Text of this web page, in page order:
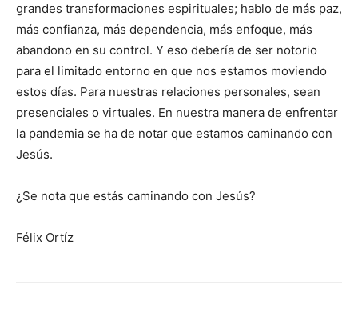
grandes transformaciones espirituales; hablo de más paz,
más confianza, más dependencia, más enfoque, más
abandono en su control. Y eso debería de ser notorio
para el limitado entorno en que nos estamos moviendo
estos días. Para nuestras relaciones personales, sean
presenciales o virtuales. En nuestra manera de enfrentar
la pandemia se ha de notar que estamos caminando con
Jesús.
¿Se nota que estás caminando con Jesús?
Félix Ortíz